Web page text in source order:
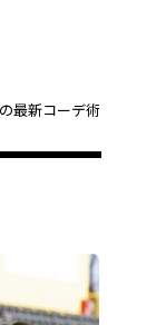
最新コーデ術